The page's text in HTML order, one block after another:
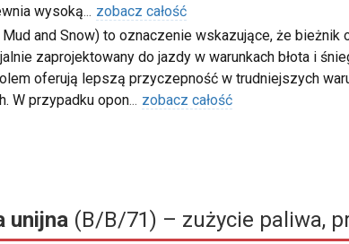
wysoką... zobacz całość
Mud and Snow) to oznaczenie wskazujące, że bieżnik
zaprojektowany do jazdy w warunkach błota i
oferują lepszą przyczepność w trudniejszych
W przypadku opon... zobacz całość
unijna (B/B/71) – zużycie paliwa,